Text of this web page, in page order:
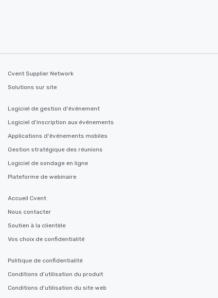
Cvent Supplier Network
Solutions sur site
Logiciel de gestion d'événement
Logiciel d'inscription aux événements
Applications d'événements mobiles
Gestion stratégique des réunions
Logiciel de sondage en ligne
Plateforme de webinaire
Accueil Cvent
Nous contacter
Soutien à la clientèle
Vos choix de confidentialité
Politique de confidentialité
Conditions d’utilisation du produit
Conditions d’utilisation du site web